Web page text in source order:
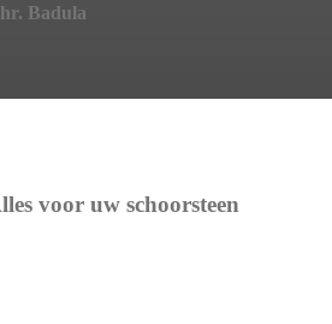
Badula
voor uw schoorsteen